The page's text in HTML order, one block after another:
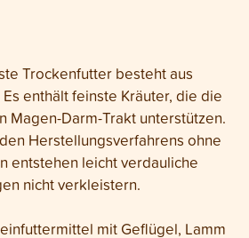
Trockenfutter besteht aus
enthält feinste Kräuter, die die
Magen-Darm-Trakt unterstützen.
Herstellungsverfahrens ohne
entstehen leicht verdauliche
nicht verkleistern.
mit Geflügel, Lamm